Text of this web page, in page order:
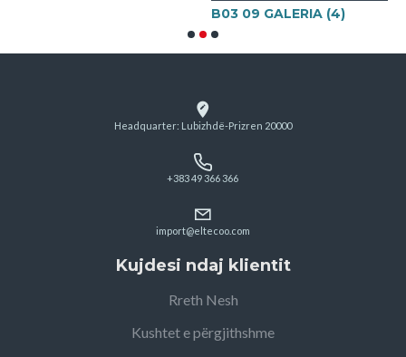
B03 09 GALERIA (4)
Headquarter: Lubizhdë-Prizren 20000
+383 49 366 366
import@eltecoo.com
Kujdesi ndaj klientit
Rreth Nesh
Kushtet e përgjithshme